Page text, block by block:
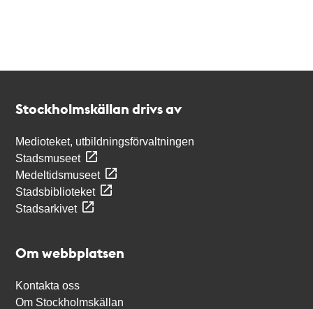
Stockholmskällan drivs av
Medioteket, utbildningsförvaltningen
Stadsmuseet
Medeltidsmuseet
Stadsbiblioteket
Stadsarkivet
Om webbplatsen
Kontakta oss
Om Stockholmskällan